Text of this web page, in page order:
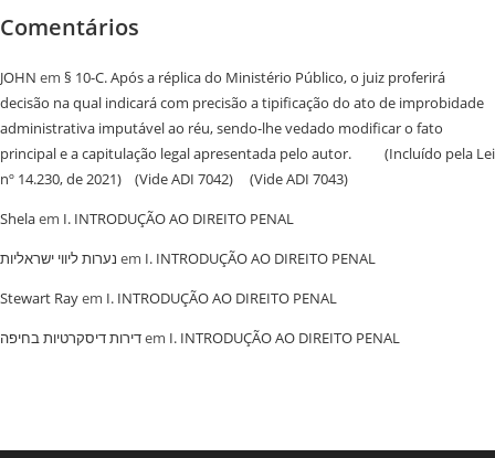
Comentários
JOHN em § 10-C. Após a réplica do Ministério Público, o juiz proferirá
decisão na qual indicará com precisão a tipificação do ato de improbidade
administrativa imputável ao réu, sendo-lhe vedado modificar o fato
principal e a capitulação legal apresentada pelo autor. (Incluído pela Lei
nº 14.230, de 2021) (Vide ADI 7042) (Vide ADI 7043)
Shelaem I. INTRODUÇÃO AO DIREITO PENAL
נערות ליווי ישראליות em I. INTRODUÇÃO AO DIREITO PENAL
Stewart Rayem I. INTRODUÇÃO AO DIREITO PENAL
‏דירות דיסקרטיות בחיפהem I. INTRODUÇÃO AO DIREITO PENAL